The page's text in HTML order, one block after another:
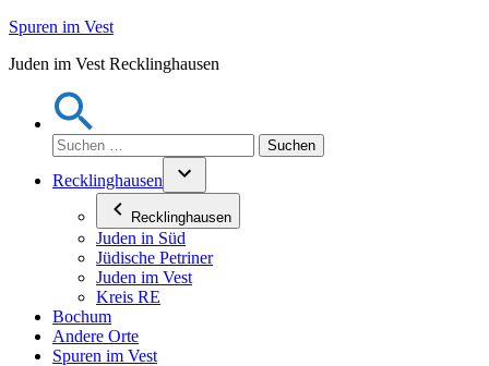
Zum
springen
Spuren im Vest
Juden im Vest Recklinghausen
Suchen
nach:
Recklinghausen
Recklinghausen
Juden in Süd
Jüdische Petriner
Juden im Vest
Kreis RE
Bochum
Andere Orte
Spuren im Vest